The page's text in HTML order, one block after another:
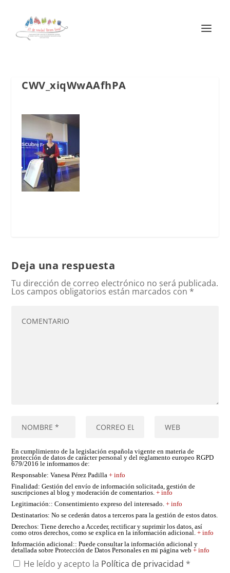
CWV_xiqWwAAfhPA
Deja una respuesta
Tu dirección de correo electrónico no será publicada.
Los campos obligatorios están marcados con *
En cumplimiento de la legislación española vigente en materia de
protección de datos de carácter personal y del reglamento europeo RGPD
679/2016 le informamos de:
Responsable: Vanesa Pérez Padilla+ info
Finalidad: Gestión del envío de información solicitada, gestión de
suscripciones al blog y moderación de comentarios.+ info
Legitimación:: Consentimiento expreso del interesado.+ info
Destinatarios: No se cederán datos a terceros para la gestión de estos datos.
Derechos: Tiene derecho a Acceder, rectificar y suprimir los datos, así
como otros derechos, como se explica en la información adicional.+ info
Información adicional:: Puede consultar la información adicional y
detallada sobre Protección de Datos Personales en mi página web+ info
He leído y acepto la Política de privacidad *